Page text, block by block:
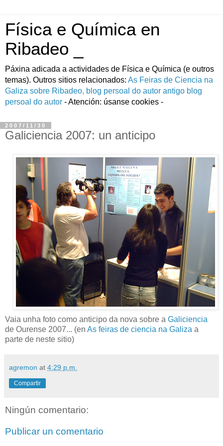
Física e Química en
Ribadeo _
Páxina adicada a actividades de Fí­sica e Quí­mica (e outros
temas). Outros sitios relacionados: As Feiras de Ciencia na
Galiza sobre Ribadeo, blog persoal do autor antigo blog
persoal do autor - Atención: úsanse cookies -
2007/11/30
Galiciencia 2007: un anticipo
Vaia unha foto como anticipo da nova sobre a Galiciencia
de Ourense 2007... (en As feiras de ciencia na Galiza a
parte de neste sitio)
agremon at 4:29 p.m.
Compartir
Ningún comentario:
Publicar un comentario